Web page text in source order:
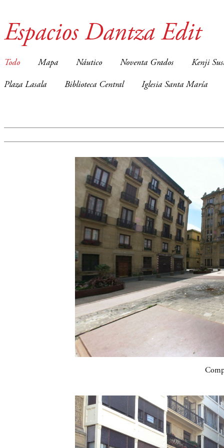
Espacios Dantza Edit
Todo Mapa Náutico Noventa Grados Kenji
Plaza Lasala Biblioteca Central Iglesia Santa María